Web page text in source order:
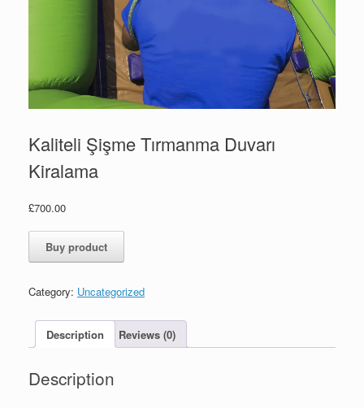
Kaliteli Şişme Tırmanma Duvarı
Kiralama
£700.00
Buy product
Category: Uncategorized
Description Reviews (0)
Description